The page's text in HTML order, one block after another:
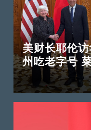
美财长耶伦
州吃老字号